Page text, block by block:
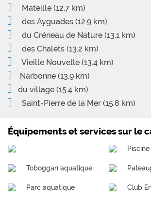
Mateille (12.7 km)
des Ayguades (12.9 km)
du Créneau de Nature (13.1 km)
des Chalets (13.2 km)
Vieille Nouvelle (13.4 km)
Narbonne (13.9 km)
du village (15.4 km)
Saint-Pierre de la Mer (15.8 km)
Équipements et services sur le
Toboggan aquatique
Parc aquatique Club